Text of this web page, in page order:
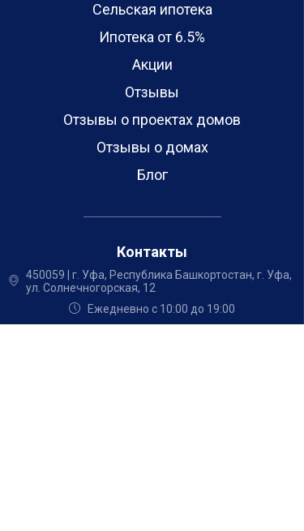
Сельская ипотека
Ипотека от 6.5%
Акции
Отзывы
Отзывы о проектах домов
Отзывы о домах
Блог
Контакты
450059 |г. Уфа,Республика Башкортостан, г. Уфа,
ул. Солнечногорская, 12
Ежедневно с 10:00 до 19:00